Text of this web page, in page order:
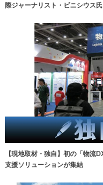
際ジャーナリスト・ビニシウス氏
【現地取材・独自】初の「物流
支援ソリューションが集結